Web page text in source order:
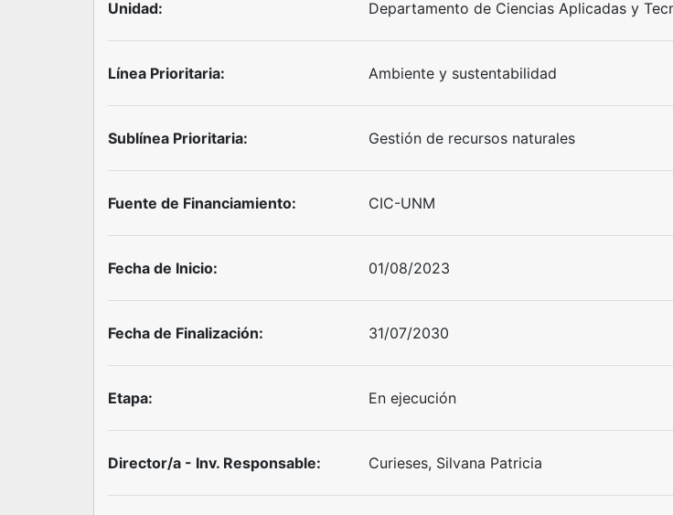
Unidad: Departamento de Ciencias Aplicadas y
Línea Prioritaria: Ambiente y sustentabilidad
Sublínea Prioritaria: Gestión de recursos naturales
Fuente de Financiamiento: CIC-UNM
Fecha de Inicio: 01/08/2023
Fecha de Finalización: 31/07/2030
Etapa: En ejecución
Director/a - Inv. Responsable: Curieses, Silvana Patricia